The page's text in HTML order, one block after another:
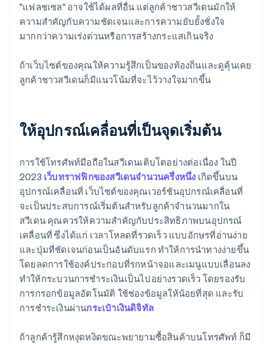
"แฟลชเซล" อาจใช้ได้ผลที่อื่น แต่ลูกค้าชาวสวีเดนมักให้
ความสำคัญกับความชัดเจนและการความยับยั้งชั่งใจ
มากกว่าความเร่งด่วนหรือการสร้างกระแสเกินจริง
ถ้าเว็บไซต์ของคุณให้ความรู้สึกเป็นของท้องถิ่นและดูคุ้นเคย
ลูกค้าชาวสวีเดนก็มีแนวโน้มที่จะไว้วางใจมากขึ้น
ให้อุปกรณ์เคลื่อนที่เป็นจุดเริ่มต้น
การใช้โทรศัพท์มือถือในสวีเดนเติบโตอย่างต่อเนื่อง ในปี
2023 เว็บทราฟฟิกของสวีเดนจำนวนครึ่งหนึ่ง เกิดขึ้นบน
อุปกรณ์เคลื่อนที่ เว็บไซต์ของคุณเวอร์ชันอุปกรณ์เคลื่อนที่
จะเป็นประสบการณ์เริ่มต้นสำหรับลูกค้าจำนวนมากใน
สวีเดน คุณควรให้ความสำคัญกับประสิทธิภาพบนอุปกรณ์
เคลื่อนที่ ซึ่งได้แก่ เวลาโหลดที่รวดเร็ว แบบอักษรที่อ่านง่าย
และปุ่มที่ชัดเจนก่อนเป็นอันดับแรก ทำให้การนำทางง่ายขึ้น
โดยลดการใช้องค์ประกอบที่รกหน้าจอและเมนูแบบเลื่อนลง
ทำให้กระบวนการชำระเงินเป็นไปอย่างรวดเร็ว โดยรองรับ
การกรอกข้อมูลอัตโนมัติ ใช้ช่องข้อมูลให้น้อยที่สุด และรับ
การชำระเงินผ่านกระเป๋าเงินดิจิทัล
ถ้าลูกค้ารู้สึกหงุดหงิดขณะพยายามซื้อสินค้าบนโทรศัพท์ ก็มี